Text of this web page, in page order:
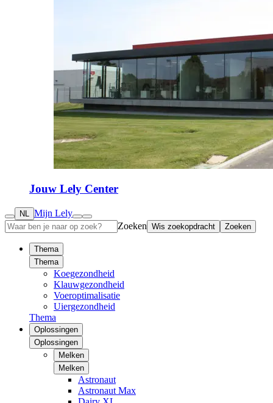
Jouw Lely Center
NL Mijn Lely
Zoeken Wis zoekopdracht Zoeken
Thema
Thema
Koegezondheid
Klauwgezondheid
Voeroptimalisatie
Uiergezondheid
Thema
Oplossingen
Oplossingen
Melken
Melken
Astronaut
Astronaut Max